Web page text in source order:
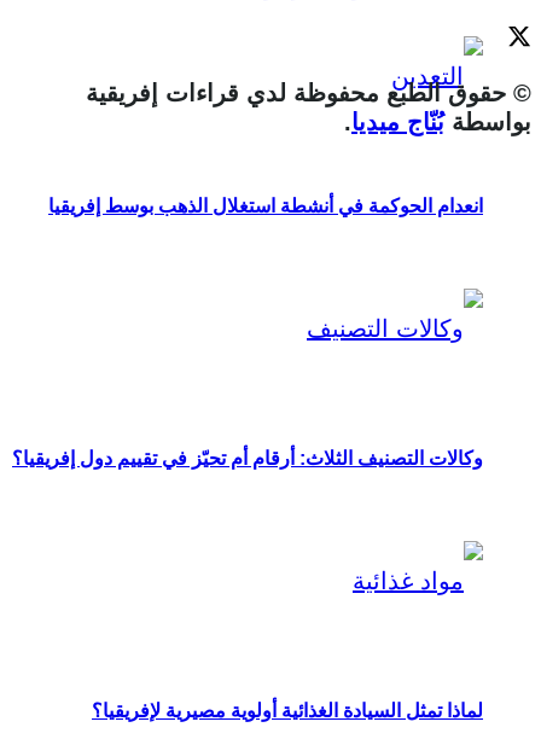
انعدام الحوكمة في أنشطة استغلال الذهب بوسط إفريقيا
وكالات التصنيف الثلاث: أرقام أم تحيّز في تقييم دول إفريقيا؟
لماذا تمثل السيادة الغذائية أولوية مصيرية لإفريقيا؟
© حقوق الطبع محفوظة لدي قراءات إفريقية
بواسطةبُنّاج ميديا.